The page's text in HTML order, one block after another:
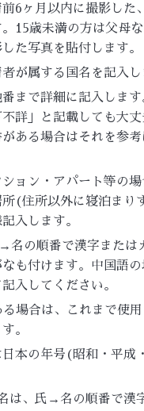
6ヶ月以内に撮影した
15歳未満の方は父母
た写真を貼付します。
が属する国名を記入し
まで詳細に記入します
詳」と記載しても大
ある場合はそれを参考
ョン・アパート等の場
(住所以外に寝泊まり
入します。
名の順番で漢字または
も付けます。中国語
入してください。
場合は、これまで使
。
本の年号(昭和・平成
は、氏→名の順番で漢